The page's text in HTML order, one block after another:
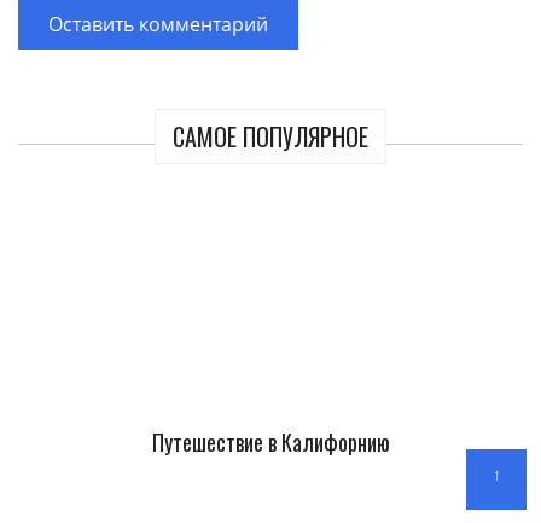
САМОЕ ПОПУЛЯРНОЕ
Путешествие в Калифорнию
↑